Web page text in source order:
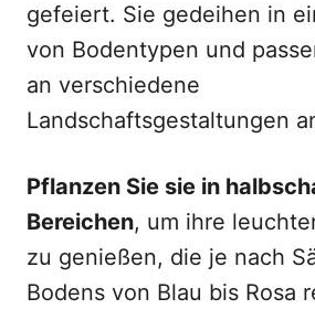
gefeiert. Sie gedeihen in
von Bodentypen und
an verschiedene
Landschaftsgestaltungen
Pflanzen Sie sie in
Bereichen, um ihre
zu genießen, die je nach
Bodens von Blau bis Rosa